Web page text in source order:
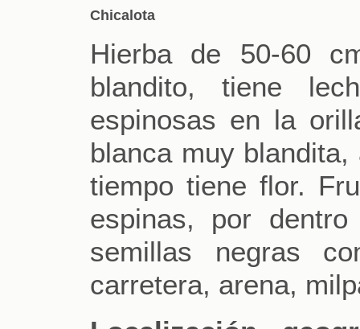
Chicalota
Hierba de 50-60
blandito, tiene
espinosas en la
blanca muy
tiempo tiene flor.
espinas, por
semillas negras
carretera, arena,